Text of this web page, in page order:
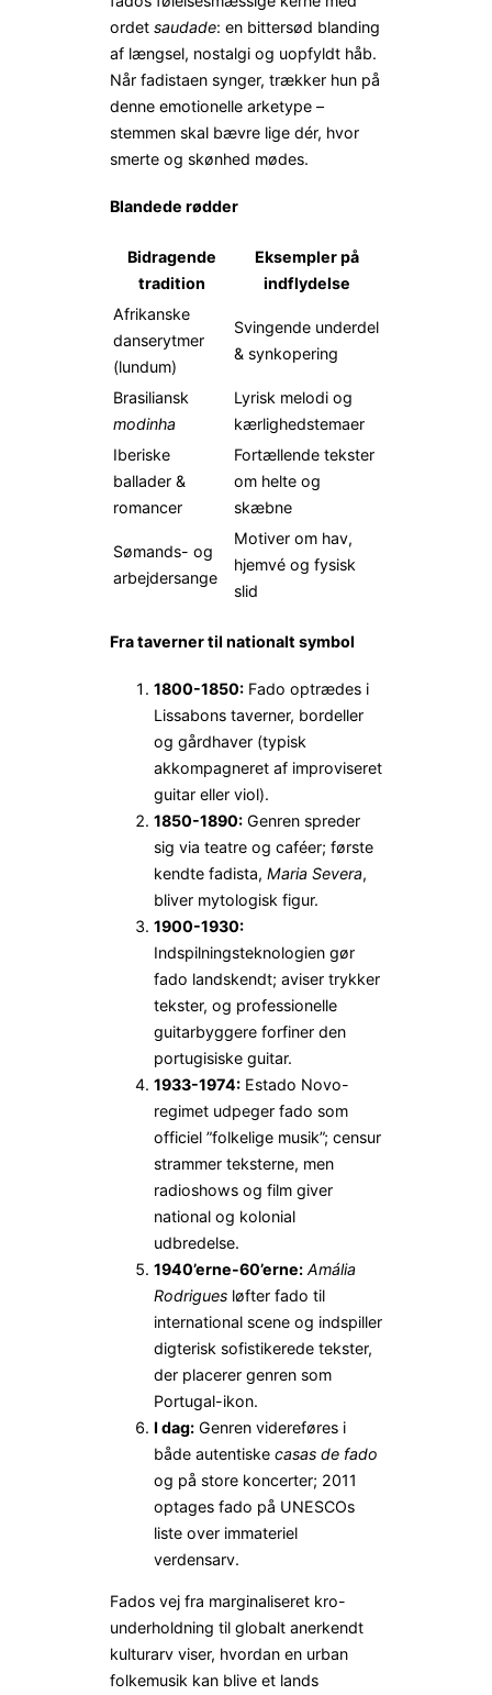
ordet saudade: en bittersød blanding
af længsel, nostalgi og uopfyldt håb.
Når fadistaen synger, trækker hun på
denne emotionelle arketype –
stemmen skal bævre lige dér, hvor
smerte og skønhed mødes.
Blandede rødder
Bidragende
tradition
Eksempler på
indflydelse
Afrikanske
danserytmer
(lundum)
Svingende underdel
& synkopering
Brasiliansk
modinha
Lyrisk melodi og
kærlighedstemaer
Iberiske
ballader &
romancer
Fortællende tekster
om helte og
skæbne
Sømands- og
arbejder­sange
Motiver om hav,
hjemvé og fysisk
slid
Fra taverner til nationalt symbol
1800-1850: Fado optrædes i
Lissabons taverner, bordeller
og gårdhaver (typisk
akkompagneret af improviseret
guitar eller viol).
1850-1890: Genren spreder
sig via teatre og caféer; første
kendte fadista, Maria Severa,
bliver mytologisk figur.
1900-1930:
Indspilningsteknologien gør
fado landskendt; aviser trykker
tekster, og professionelle
guitarbyggere forfiner den
portugisiske guitar.
1933-1974: Estado Novo-
regimet udpeger fado som
officiel ”folkelige musik”; censur
strammer teksterne, men
radioshows og film giver
national og kolonial
udbredelse.
1940’erne-60’erne: Amália
Rodrigues løfter fado til
international scene og indspiller
digterisk sofistikerede tekster,
der placerer genren som
Portugal-ikon.
I dag: Genren videreføres i
både autentiske casas de fado
og på store koncerter; 2011
optages fado på UNESCOs
liste over immateriel
verdensarv.
Fados vej fra marginaliseret kro-
underholdning til globalt anerkendt
kulturarv viser, hvordan en urban
folkemusik kan blive et lands